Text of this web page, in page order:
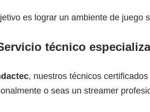
es lograr un ambiente de juego
técnico
, nuestros técnicos
o seas un streamer